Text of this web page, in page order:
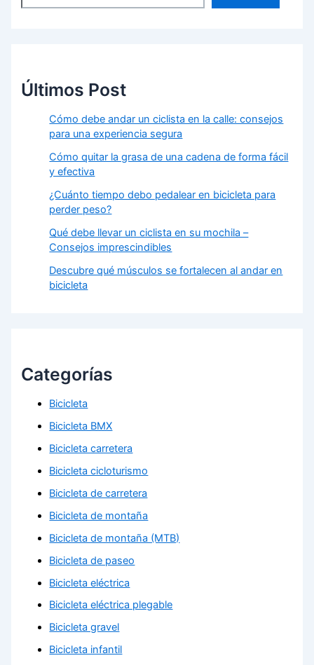
Últimos Post
Cómo debe andar un ciclista en la calle: consejos
para una experiencia segura
Cómo quitar la grasa de una cadena de forma fácil
y efectiva
¿Cuánto tiempo debo pedalear en bicicleta para
perder peso?
Qué debe llevar un ciclista en su mochila –
Consejos imprescindibles
Descubre qué músculos se fortalecen al andar en
bicicleta
Categorías
Bicicleta
Bicicleta BMX
Bicicleta carretera
Bicicleta cicloturismo
Bicicleta de carretera
Bicicleta de montaña
Bicicleta de montaña (MTB)
Bicicleta de paseo
Bicicleta eléctrica
Bicicleta eléctrica plegable
Bicicleta gravel
Bicicleta infantil